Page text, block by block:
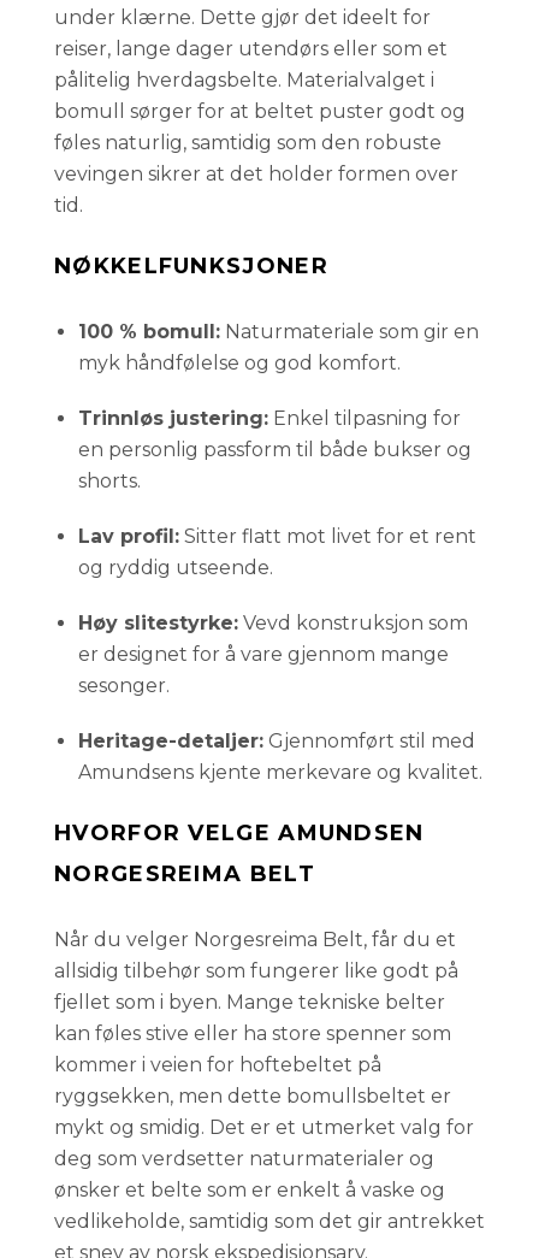
under klærne. Dette gjør det ideelt for
reiser, lange dager utendørs eller som et
pålitelig hverdagsbelte. Materialvalget i
bomull sørger for at beltet puster godt og
føles naturlig, samtidig som den robuste
vevingen sikrer at det holder formen over
tid.
NØKKELFUNKSJONER
100 % bomull: Naturmateriale som gir en
myk håndfølelse og god komfort.
Trinnløs justering: Enkel tilpasning for
en personlig passform til både bukser og
shorts.
Lav profil: Sitter flatt mot livet for et rent
og ryddig utseende.
Høy slitestyrke: Vevd konstruksjon som
er designet for å vare gjennom mange
sesonger.
Heritage-detaljer: Gjennomført stil med
Amundsens kjente merkevare og kvalitet.
HVORFOR VELGE AMUNDSEN
NORGESREIMA BELT
Når du velger Norgesreima Belt, får du et
allsidig tilbehør som fungerer like godt på
fjellet som i byen. Mange tekniske belter
kan føles stive eller ha store spenner som
kommer i veien for hoftebeltet på
ryggsekken, men dette bomullsbeltet er
mykt og smidig. Det er et utmerket valg for
deg som verdsetter naturmaterialer og
ønsker et belte som er enkelt å vaske og
vedlikeholde, samtidig som det gir antrekket
et snev av norsk ekspedisjonsarv.